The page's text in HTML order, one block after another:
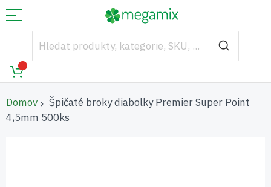
Domov
Špičaté broky diabolky Premier Super Point
4,5mm 500ks